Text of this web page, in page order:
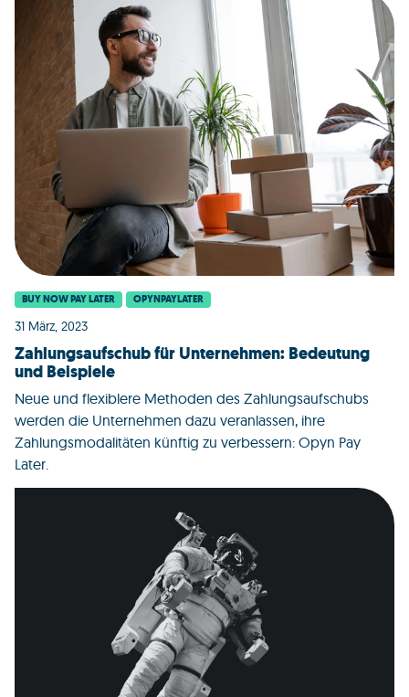
BUY NOW PAY LATER OPYNPAYLATER
31 März, 2023
Zahlungsaufschub für Unternehmen: Bedeutung
und Beispiele
Neue und flexiblere Methoden des Zahlungsaufschubs
werden die Unternehmen dazu veranlassen, ihre
Zahlungsmodalitäten künftig zu verbessern: Opyn Pay
Later.